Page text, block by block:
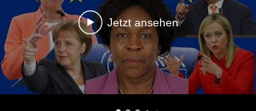
Jetzt ansehen